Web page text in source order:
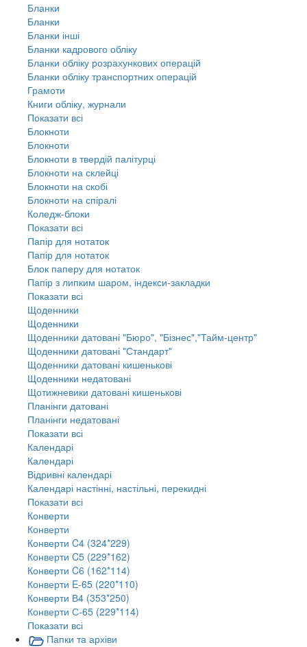
Бланки
Бланки
Бланки інші
Бланки кадрового обліку
Бланки обліку розрахункових операцій
Бланки обліку транспортних операцій
Грамоти
Книги обліку, журнали
Показати всі
Блокноти
Блокноти
Блокноти в твердій палітурці
Блокноти на склейці
Блокноти на скобі
Блокноти на спіралі
Коледж-блоки
Показати всі
Папір для нотаток
Папір для нотаток
Блок паперу для нотаток
Папір з липким шаром, індекси-закладки
Показати всі
Щоденники
Щоденники
Щоденники датовані "Бюро", "Бізнес","Тайм-центр"
Щоденники датовані "Стандарт"
Щоденники датовані кишенькові
Щоденники недатовані
Щотижневики датовані кишенькові
Планінги датовані
Планінги недатовані
Показати всі
Календарі
Календарі
Відривні календарі
Календарі настінні, настільні, перекидні
Показати всі
Конверти
Конверти
Конверти C4 (324*229)
Конверти C5 (229*162)
Конверти C6 (162*114)
Конверти E-65 (220*110)
Конверти В4 (353*250)
Конверти С-65 (229*114)
Показати всі
Папки та архіви